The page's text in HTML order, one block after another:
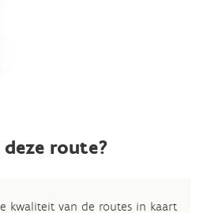
route?
kwaliteit van de routes in kaart